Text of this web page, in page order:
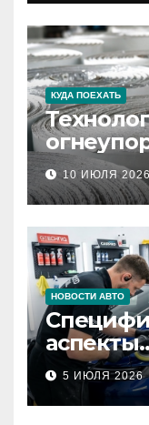
КУДА ПОЕХАТЬ
картона
волокна
10 ИЮЛЯ 2026
НОВОСТИ АВТО
аспекты
салона
5 ИЮЛЯ 2026